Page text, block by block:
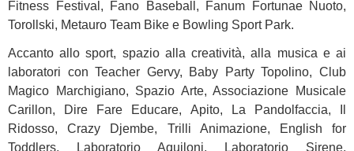
Fitness Festival, Fano Baseball, Fanum Fortunae Nuoto,
Torollski, Metauro Team Bike e Bowling Sport Park.
Accanto allo sport, spazio alla creatività, alla musica e ai
laboratori con Teacher Gervy, Baby Party Topolino, Club
Magico Marchigiano, Spazio Arte, Associazione Musicale
Carillon, Dire Fare Educare, Apito, La Pandolfaccia, Il
Ridosso, Crazy Djembe, Trilli Animazione, English for
Toddlers, Laboratorio Aquiloni, Laboratorio Sirene,